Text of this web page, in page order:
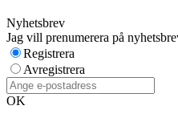
Nyhetsbrev
Jag vill prenumerera på
Registrera
Avregistrera
OK